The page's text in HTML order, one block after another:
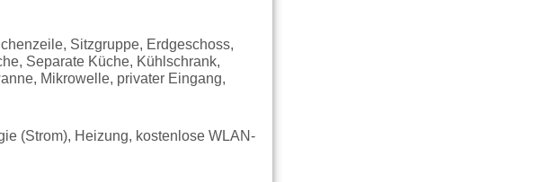
Sitzgruppe, Erdgeschoss,
Separate Küche, Kühlschrank,
Mikrowelle, privater Eingang,
(Strom), Heizung, kostenlose WLAN-